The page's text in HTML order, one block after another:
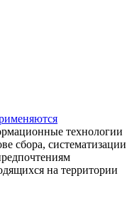
технологии
сбора, систематизации
на территории